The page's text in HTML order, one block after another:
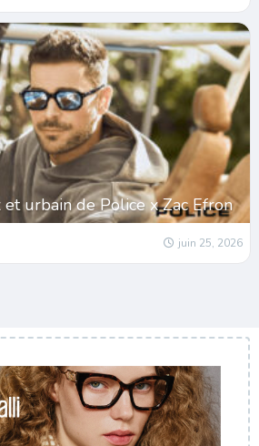
et urbain de Police x Zac Efron
juin 25, 2026